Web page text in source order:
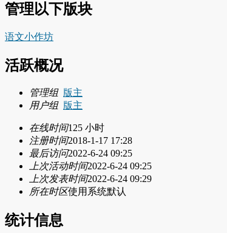
管理以下版块
语文小作坊
活跃概况
管理组 版主
用户组 版主
在线时间125 小时
注册时间2018-1-17 17:28
最后访问2022-6-24 09:25
上次活动时间2022-6-24 09:25
上次发表时间2022-6-24 09:29
所在时区使用系统默认
统计信息